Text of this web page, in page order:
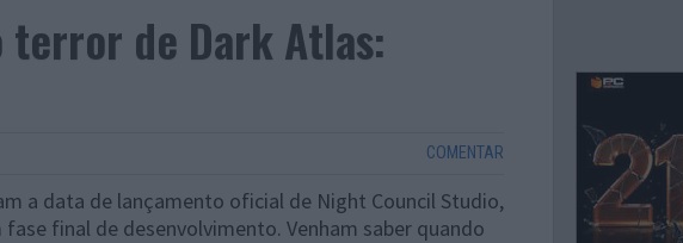
terror de Dark Atlas:
COMENTAR
a data de lançamento oficial de Night Council Studio,
final de desenvolvimento. Venham saber quando